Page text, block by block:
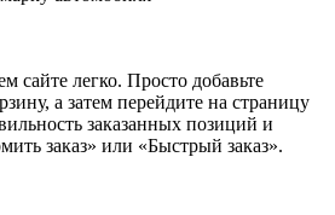
сайте легко. Просто добавьте
а затем перейдите на страницу
заказанных позиций и
заказ» или «Быстрый заказ».